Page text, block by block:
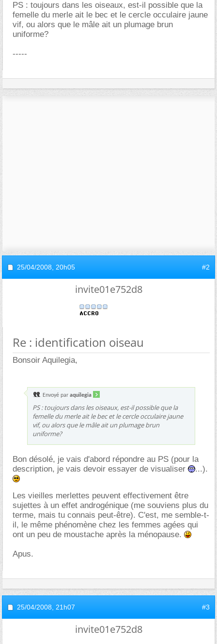
PS : toujours dans les oiseaux, est-il possible que la
femelle du merle ait le bec et le cercle occulaire jaune
vif, ou alors que le mâle ait un plumage brun
uniforme?
-----
25/04/2008, 20h05 #2
invite01e752d8
Re : identification oiseau
Bonsoir Aquilegia,
Envoyé par aquilegia
PS : toujours dans les oiseaux, est-il possible que la
femelle du merle ait le bec et le cercle occulaire jaune
vif, ou alors que le mâle ait un plumage brun
uniforme?
Bon désolé, je vais d'abord répondre au PS (pour la
description, je vais devoir essayer de visualiser
...).
Les vieilles merlettes peuvent effectivement être
sujettes à un effet androgénique (me souviens plus du
terme, mais tu connais peut-être). C'est, me semble-t-
il, le même phénomène chez les femmes agées qui
ont un peu de moustache après la ménopause.
Apus.
25/04/2008, 21h07 #3
invite01e752d8